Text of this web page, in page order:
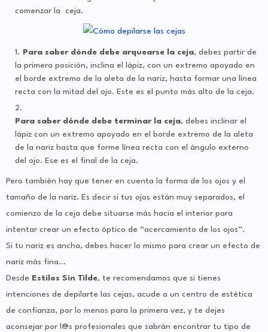
comenzar la ceja.
Para saber dónde debe arquearse la ceja, debes partir de
la primera posición, inclina el lápiz, con un extremo apoyado en
el borde extremo de la aleta de la nariz, hasta formar una línea
recta con la mitad del ojo. Este es el punto más alto de la ceja.
Para saber dónde debe terminar la ceja, debes inclinar el
lápiz con un extremo apoyado en el borde extremo de la aleta
de la nariz hasta que forme línea recta con el ángulo externo
del ojo. Ese es el final de la ceja.
Pero también hay que tener en cuenta la forma de los ojos y el
tamaño de la nariz. Es decir si tus ojos están muy separados, el
comienzo de la ceja debe situarse más hacia el interior para
intentar crear un efecto óptico de “acercamiento de los ojos”.
Si tu nariz es ancha, debes hacer lo mismo para crear un efecto de
nariz más fina…
Desde Estilos Sin Tilde, te recomendamos que si tienes
intenciones de depilarte las cejas, acude a un centro de estética
de confianza, por lo menos para la primera vez, y te dejes
aconsejar por l@s profesionales que sabrán encontrar tu tipo de